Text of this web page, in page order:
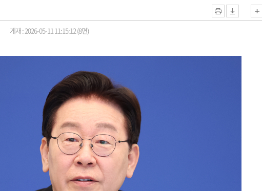
게재 : 2026-05-11 11:15:12 (8면)